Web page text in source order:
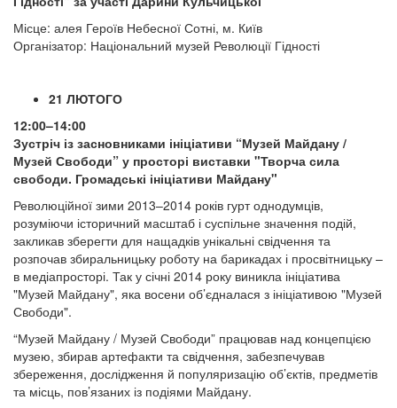
Місце: алея Героїв Небесної Сотні, м. Київ
Організатор: Національний музей Революції Гідності
21 ЛЮТОГО
12:00–14:00
Зустріч із засновниками ініціативи “Музей Майдану /
Музей Свободи” у просторі виставки "Творча сила
свободи. Громадські ініціативи Майдану"
Революційної зими 2013–2014 років гурт однодумців,
розуміючи історичний масштаб і суспільне значення подій,
закликав зберегти для нащадків унікальні свідчення та
розпочав збиральницьку роботу на барикадах і просвітницьку –
в медіапросторі. Так у січні 2014 року виникла ініціатива
"Музей Майдану", яка восени об’єдналася з ініціативою "Музей
Свободи".
“Музей Майдану / Музей Свободи” працював над концепцією
музею, збирав артефакти та свідчення, забезпечував
збереження, дослідження й популяризацію об’єктів, предметів
та місць, пов’язаних із подіями Майдану.